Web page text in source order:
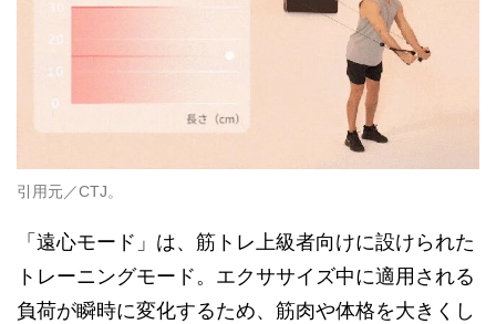
引用元／CTJ。
「遠心モード」は、筋トレ上級者向けに設けられた
トレーニングモード。エクササイズ中に適用される
負荷が瞬時に変化するため、筋肉や体格を大きくし